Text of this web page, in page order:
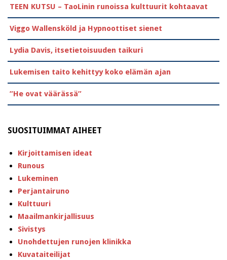
TEEN KUTSU – TaoLinin runoissa kulttuurit kohtaavat
Viggo Wallensköld ja Hypnoottiset sienet
Lydia Davis, itsetietoisuuden taikuri
Lukemisen taito kehittyy koko elämän ajan
”He ovat väärässä”
SUOSITUIMMAT AIHEET
Kirjoittamisen ideat
Runous
Lukeminen
Perjantairuno
Kulttuuri
Maailmankirjallisuus
Sivistys
Unohdettujen runojen klinikka
Kuvataiteilijat